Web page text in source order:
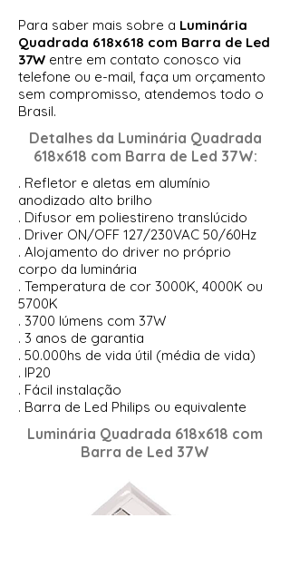
Para saber mais sobre a Luminária
Quadrada 618x618 com Barra de Led
37W entre em contato conosco via
telefone ou e-mail, faça um orçamento
sem compromisso, atendemos todo o
Brasil.
Detalhes da Luminária Quadrada
618x618 com Barra de Led 37W:
. Refletor e aletas em alumínio
anodizado alto brilho
. Difusor em poliestireno translúcido
. Driver ON/OFF 127/230VAC 50/60Hz
. Alojamento do driver no próprio
corpo da luminária
. Temperatura de cor 3000K, 4000K ou
5700K
. 3700 lúmens com 37W
. 3 anos de garantia
. 50.000hs de vida útil (média de vida)
. IP20
. Fácil instalação
. Barra de Led Philips ou equivalente
Luminária Quadrada 618x618 com
Barra de Led 37W